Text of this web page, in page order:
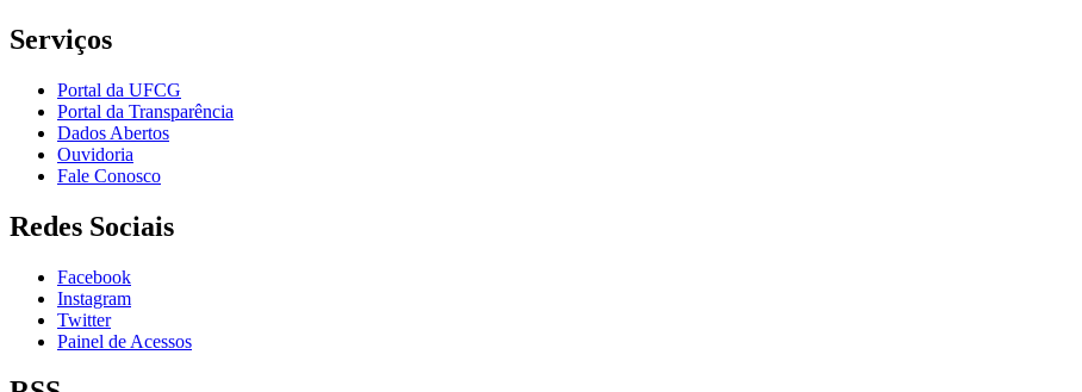
Serviços
Portal da UFCG
Portal da Transparência
Dados Abertos
Ouvidoria
Fale Conosco
Redes Sociais
Facebook
Instagram
Twitter
Painel de Acessos